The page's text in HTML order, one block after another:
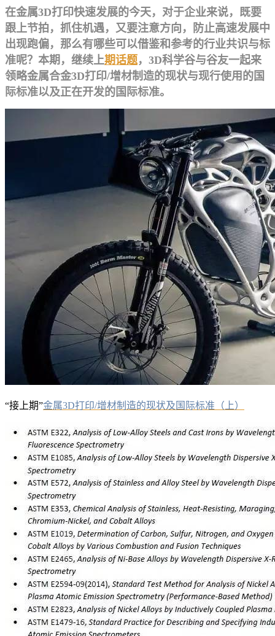
在金属3D打印快速发展的今天，对于企业来说，既要
跟上节拍，抓住机遇，又要注意方向，防止高速发展中
出现跑偏，那么有哪些可以借鉴和参考的行业共识与标
准呢？本期，继续上期话题，3D科学谷与谷友一起来
领略金属合金3D打印/增材制造的现状与现行使用的国
际标准以及正在开发的国际标准。
“接上期”金属3D打印/增材制造的现状及国际标准（上）